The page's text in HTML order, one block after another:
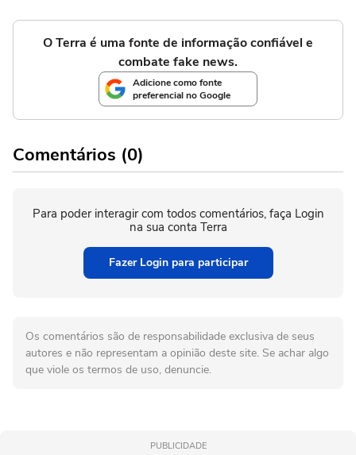
O Terra é uma fonte de informação confiável e
combate fake news.
Adicione como fonte
preferencial no Google
Comentários (0)
Para poder interagir com todos comentários, faça Login
na sua conta Terra
Fazer Login para participar
Os comentários são de responsabilidade exclusiva de seus
autores e não representam a opinião deste site. Se achar algo
que viole os termos de uso, denuncie.
PUBLICIDADE